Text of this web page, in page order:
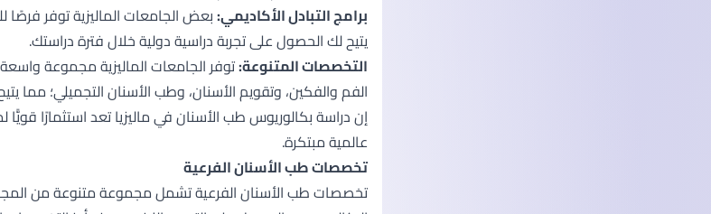
برامج التبادل الأكاديمي:بعض الجامعات الماليزية توفر
يتيح لك الحصول على تجربة دراسية دولية خلال فترة دراستك.
التخصصات المتنوعة:توفر الجامعات الماليزية مجموعة
الفم والفكين، وتقويم الأسنان، وطب الأسنان التجميلي؛ مما
إن دراسة بكالوريوس طب الأسنان في ماليزيا تعد استثمارًا
عالمية مبتكرة.
تخصصات طب الأسنان الفرعية
تخصصات طب الأسنان الفرعية تشمل مجموعة متنوعة من